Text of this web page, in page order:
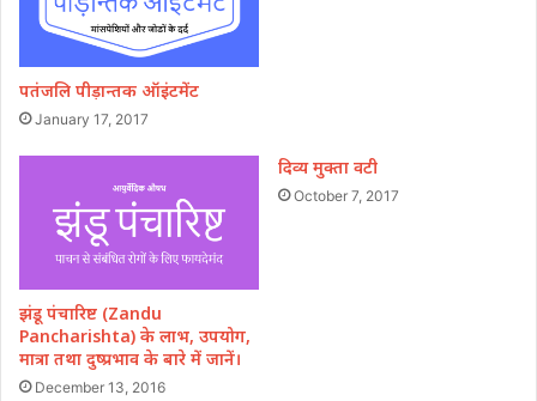
पतंजलि पीड़ान्तक ऑइंटमेंट
January 17, 2017
झंडू पंचारिष्ट (Zandu
Pancharishta) के लाभ, उपयोग,
मात्रा तथा दुष्प्रभाव के बारे में जानें।
December 13, 2016
दिव्य मुक्ता वटी
October 7, 2017